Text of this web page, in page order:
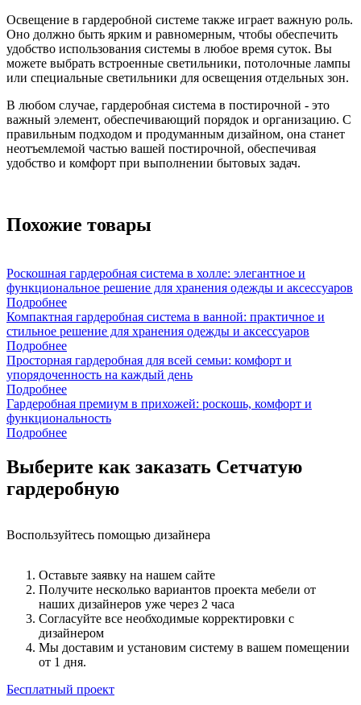
Освещение в гардеробной системе также играет важную роль.
Оно должно быть ярким и равномерным, чтобы обеспечить
удобство использования системы в любое время суток. Вы
можете выбрать встроенные светильники, потолочные лампы
или специальные светильники для освещения отдельных зон.
В любом случае, гардеробная система в постирочной - это
важный элемент, обеспечивающий порядок и организацию. С
правильным подходом и продуманным дизайном, она станет
неотъемлемой частью вашей постирочной, обеспечивая
удобство и комфорт при выполнении бытовых задач.
Похожие товары
Роскошная гардеробная система в холле: элегантное и
функциональное решение для хранения одежды и аксессуаров
Подробнее
Компактная гардеробная система в ванной: практичное и
стильное решение для хранения одежды и аксессуаров
Подробнее
Просторная гардеробная для всей семьи: комфорт и
упорядоченность на каждый день
Подробнее
Гардеробная премиум в прихожей: роскошь, комфорт и
функциональность
Подробнее
Выберите как заказать Сетчатую
гардеробную
Воспользуйтесь помощью дизайнера
Оставьте заявку на нашем сайте
Получите несколько вариантов проекта мебели от
наших дизайнеров уже через 2 часа
Согласуйте все необходимые корректировки с
дизайнером
Мы доставим и установим систему в вашем помещении
от 1 дня.
Бесплатный проект